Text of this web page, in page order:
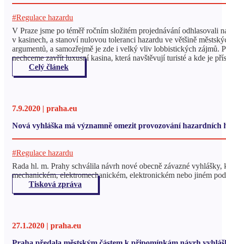
#Regulace hazardu
V Praze jsme po téměř ročním složitém projednávání odhlasovali
v kasinech, a stanoví nulovou toleranci hazardu ve většině
argumentů, a samozřejmě je zde i velký vliv lobbistických zájmů.
nechceme zavřít luxusní kasina, která navštěvují turisté a kde je
Celý článek
7.9.2020 | praha.eu
Nová vyhláška má významně omezit provozování hazardních
#Regulace hazardu
Rada hl. m. Prahy schválila návrh nové obecně závazné
mechanickém, elektromechanickém, elektronickém nebo jiném
Tisková zpráva
27.1.2020 | praha.eu